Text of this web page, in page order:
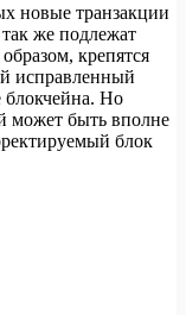
новые транзакции
же подлежат
крепятся
исправленный
блокчейна. Но
может быть вполне
блок